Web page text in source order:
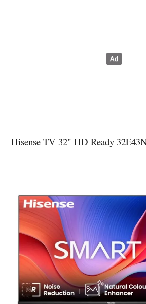
Hisense TV 32" HD Ready